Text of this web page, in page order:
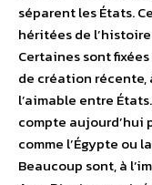
séparent les États.
héritées de
Certaines sont
de création récente,
l’aimable entre États.
compte aujourd’hui
comme l’Égypte ou
Beaucoup sont, à